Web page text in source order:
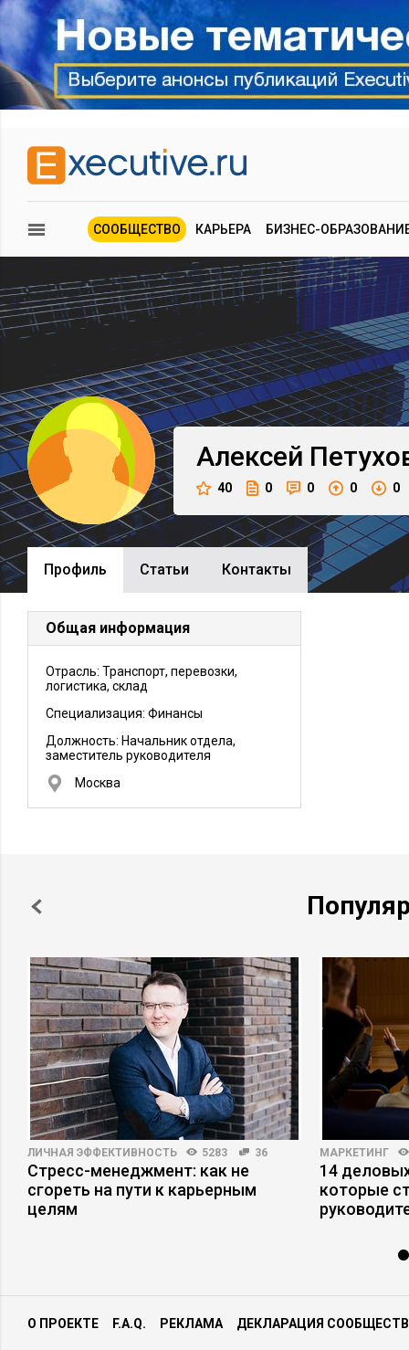
СООБЩЕСТВО КАРЬЕРА БИЗНЕС-
Алексей
40 0 0 0 0
Профиль Cтатьи Контакты
Общая информация
Отрасль: Транспорт, перевозки,
логистика, склад
Специализация: Финансы
Должность: Начальник отдела,
заместитель руководителя
Москва
ЛИЧНАЯ ЭФФЕКТИВНОСТЬ 5283 36
Стресс-менеджмент: как не
сгореть на пути к карьерным
целям
МАРКЕТИНГ
14
которые
О ПРОЕКТЕ F.A.Q. РЕКЛАМА ДЕКЛАРАЦИЯ